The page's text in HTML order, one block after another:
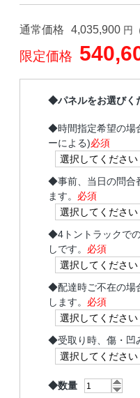
通常価格 4,035,900 円
限定価格
◆パネルをお選びく
◆時間指定希望の場
ーによる)必須
◆事前、当日の問合
ます。 必須
◆4トントラックで
しです。 必須
◆配達時ご不在の場
します。 必須
◆受取り時、傷・凹
◆数量